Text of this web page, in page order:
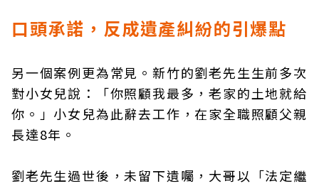
口頭承諾，反成遺產糾紛的引爆點
另一個案例更為常見。新竹的劉老先生生前多次
對小女兒說：「你照顧我最多，老家的土地就給
你。」小女兒為此辭去工作，在家全職照顧父親
長達8年。
劉老先生過世後，未留下遺囑，大哥以「法定繼